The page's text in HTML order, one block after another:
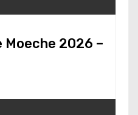
Moeche 2026 –